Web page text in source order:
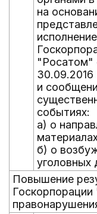
на
"Росатом"
30.09.2016
и
событиях:
а) о
б) о
уголовных
Повышение